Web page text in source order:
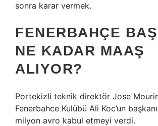
sonra karar vermek.
FENERBAHÇE
NE KADAR MAAŞ
ALIYOR?
Portekizli teknik direktör Jose
Fenerbahce Kulübü Ali Koc’un
milyon avro kabul etmeyi verdi.